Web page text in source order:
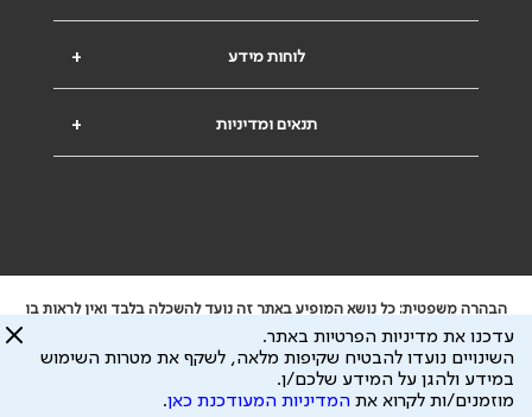
+ לוחות מידע
+ תנאים ומדיניות
הבהרה משפטית: כל נושא המופיע באתר זה נועד להשכלה בלבד ואין לראות בו
ייעוץ רפואי או משפטי. אין הר"י אחראית לתוכן המתפרסם באתר זה ולכל נזק
שעלול להיגרם.
ידוע לי שהר"י אוספת ושומרת מידע אישי לצורך מתן השרות וכי חלק ממנו עשוי
להיות מועבר לצדדים שלישיים, הכל בכפוף למדיניות הפרטיות
עדכנו את מדיניות הפרטיות באתר.
השינויים נועדו להבטיח שקיפות מלאה, לשקף את מטרות השימוש
במידע ולהגן על המידע שלכם/ן.
מוזמנים/ות לקרוא את המדיניות המעודכנת כאן.